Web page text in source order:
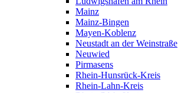
Mainz
Mainz-Bingen
Mayen-Koblenz
Neustadt an der Weinstraße
Neuwied
Pirmasens
Rhein-Hunsrück-Kreis
Rhein-Lahn-Kreis